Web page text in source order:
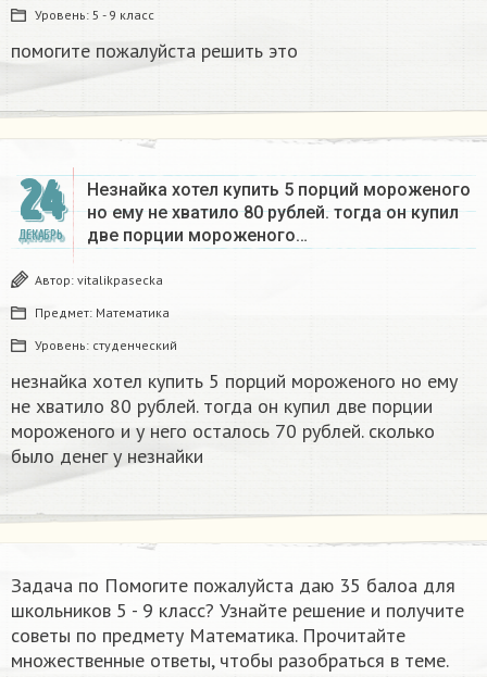
Уровень: 5 - 9 класс
помогите пожалуйста решить это
24
ДЕКАБРЬ
Незнайка хотел купить 5 порций мороженого
но ему не хватило 80 рублей. тогда он купил
две порции мороженого…
Автор: vitalikpasecka
Предмет: Математика
Уровень: студенческий
незнайка хотел купить 5 порций мороженого но ему
не хватило 80 рублей. тогда он купил две порции
мороженого и у него осталось 70 рублей. сколько
было денег у незнайки
Задача по Помогите пожалуйста даю 35 балоа​ для
школьников 5 - 9 класс? Узнайте решение и получите
советы по предмету Математика. Прочитайте
множественные ответы, чтобы разобраться в теме.